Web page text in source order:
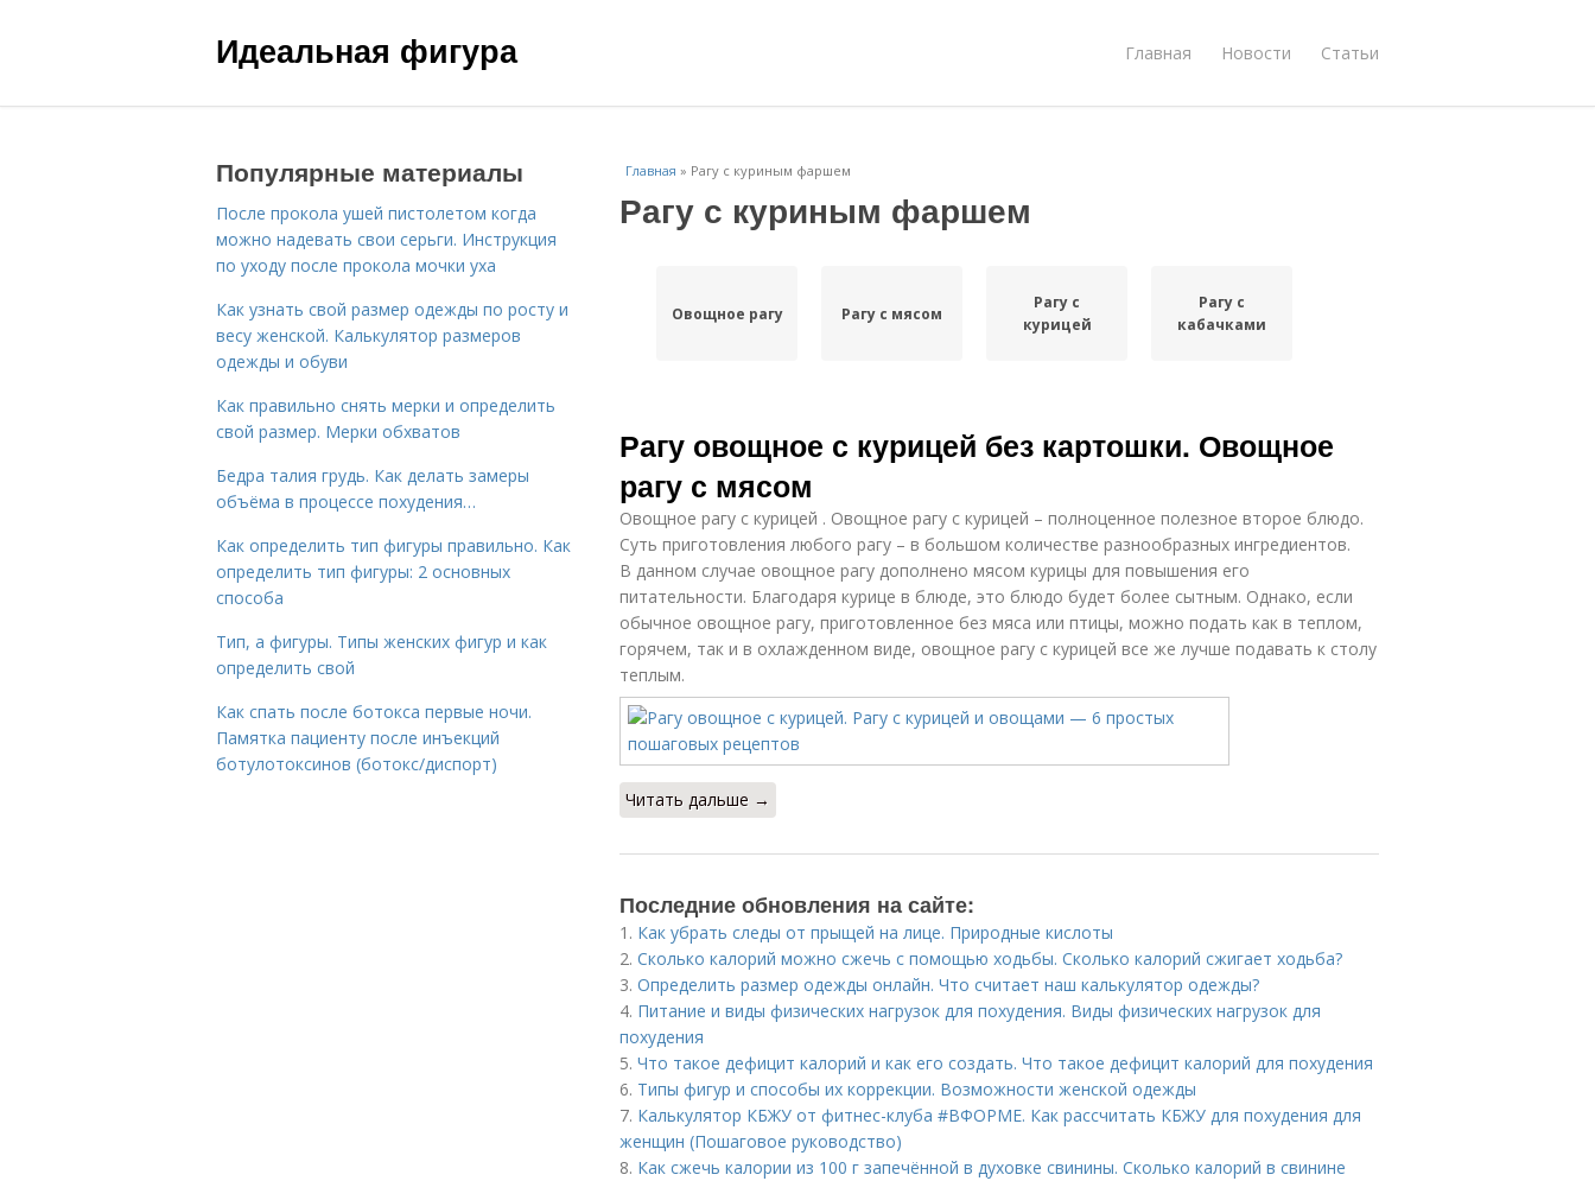
Идеальная фигура Главная Новости Статьи
Главная » Рагу с куриным фаршем
Рагу с куриным фаршем
Овощное рагу Рагу с мясом
Рагу с
курицей
Рагу с
кабачками
Рагу овощное с курицей без картошки. Овощное
рагу с мясом
Овощное рагу с курицей . Овощное рагу с курицей – полноценное полезное второе блюдо.
Суть приготовления любого рагу – в большом количестве разнообразных ингредиентов.
В данном случае овощное рагу дополнено мясом курицы для повышения его
питательности. Благодаря курице в блюде, это блюдо будет более сытным. Однако, если
обычное овощное рагу, приготовленное без мяса или птицы, можно подать как в теплом,
горячем, так и в охлажденном виде, овощное рагу с курицей все же лучше подавать к столу
теплым.
Читать дальше →
Последние обновления на сайте:
1. Как убрать следы от прыщей на лице. Природные кислоты
2. Сколько калорий можно сжечь с помощью ходьбы. Сколько калорий сжигает ходьба?
3. Определить размер одежды онлайн. Что считает наш калькулятор одежды?
4. Питание и виды физических нагрузок для похудения. Виды физических нагрузок для
похудения
5. Что такое дефицит калорий и как его создать. Что такое дефицит калорий для похудения
6. Типы фигур и способы их коррекции. Возможности женской одежды
7. Калькулятор КБЖУ от фитнес-клуба #ВФОРМЕ. Как рассчитать КБЖУ для похудения для
женщин (Пошаговое руководство)
8. Как сжечь калории из 100 г запечённой в духовке свинины. Сколько калорий в свинине
Популярные материалы
После прокола ушей пистолетом когда
можно надевать свои серьги. Инструкция
по уходу после прокола мочки уха
Как узнать свой размер одежды по росту и
весу женской. Калькулятор размеров
одежды и обуви
Как правильно снять мерки и определить
свой размер. Мерки обхватов
Бедра талия грудь. Как делать замеры
объёма в процессе похудения…
Как определить тип фигуры правильно. Как
определить тип фигуры: 2 основных
способа
Тип, а фигуры. Типы женских фигур и как
определить свой
Как спать после ботокса первые ночи.
Памятка пациенту после инъекций
ботулотоксинов (ботокс/диспорт)